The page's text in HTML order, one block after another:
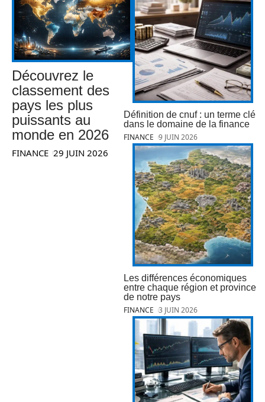
Découvrez le
classement des
pays les plus
puissants au
monde en 2026
FINANCE 29 JUIN 2026
Définition de cnuf : un terme clé
dans le domaine de la finance
FINANCE 9 JUIN 2026
Les différences économiques
entre chaque région et province
de notre pays
FINANCE 3 JUIN 2026